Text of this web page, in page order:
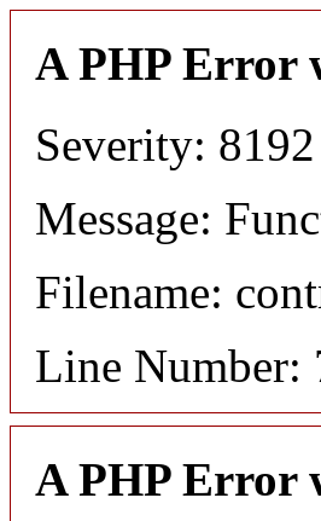
A PHP Error
Severity: 8192
Message:
Filename:
Line Number:
A PHP Error